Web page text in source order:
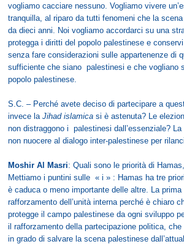
vogliamo cacciare nessuno. Vogliamo vivere
tranquilla, al riparo da tutti fenomeni che la
da dieci anni. Noi vogliamo accordarci su una
protegga i diritti del popolo palestinese e
senza fare considerazioni sulle appartenenze di
sufficiente che siano palestinesi e che vogliano
popolo palestinese.
S.C. – Perché avete deciso di partecipare a
invece laJihad islamica si è astenuta? Le
non distraggono i palestinesi dall’essenziale?
non nuocere al dialogo inter-palestinese per
Moshir Al Masri: Quali sono le priorità di
Mettiamo i puntini sulle « i » : Hamas ha tre
è caduca o meno importante delle altre. La prima
rafforzamento dell’unità interna perché è chiaro
protegge il campo palestinese da ogni sviluppo
il rafforzamento della partecipazione politica, che
in grado di salvare la scena palestinese